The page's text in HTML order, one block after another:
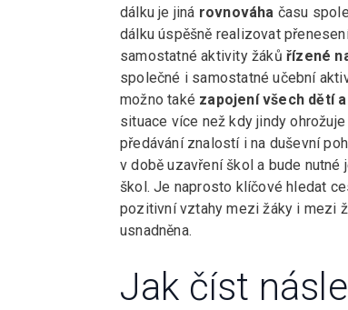
dálku je jiná rovnováha času
dálku úspěšně realizovat
samostatné aktivity žáků řízené
společné i samostatné učební
možno také zapojení všech dětí
situace více než kdy jindy
předávání znalostí i na duševní
v době uzavření škol a bude nutné
škol. Je naprosto klíčové hledat
pozitivní vztahy mezi žáky i mezi
usnadněna.
Jak číst